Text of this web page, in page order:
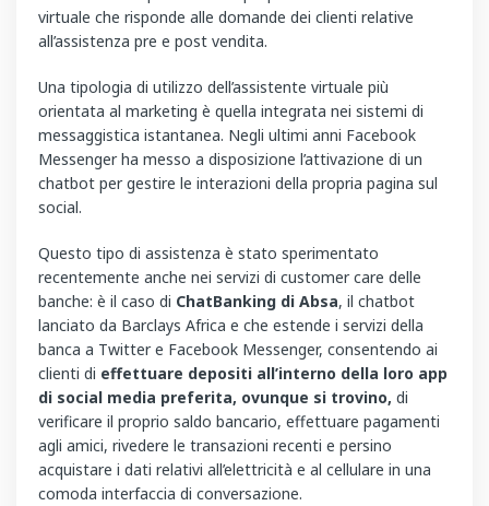
virtuale che risponde alle domande dei clienti relative
all’assistenza pre e post vendita.
Una tipologia di utilizzo dell’assistente virtuale più
orientata al marketing è quella integrata nei sistemi di
messaggistica istantanea. Negli ultimi anni Facebook
Messenger ha messo a disposizione l’attivazione di un
chatbot per gestire le interazioni della propria pagina sul
social.
Questo tipo di assistenza è stato sperimentato
recentemente anche nei servizi di customer care delle
banche: è il caso di ChatBanking di Absa, il chatbot
lanciato da Barclays Africa e che estende i servizi della
banca a Twitter e Facebook Messenger, consentendo ai
clienti di effettuare depositi all’interno della loro app
di social media preferita, ovunque si trovino, di
verificare il proprio saldo bancario, effettuare pagamenti
agli amici, rivedere le transazioni recenti e persino
acquistare i dati relativi all’elettricità e al cellulare in una
comoda interfaccia di conversazione.